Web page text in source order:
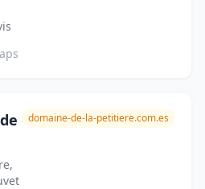
domaine-de-la-petitiere.com.es